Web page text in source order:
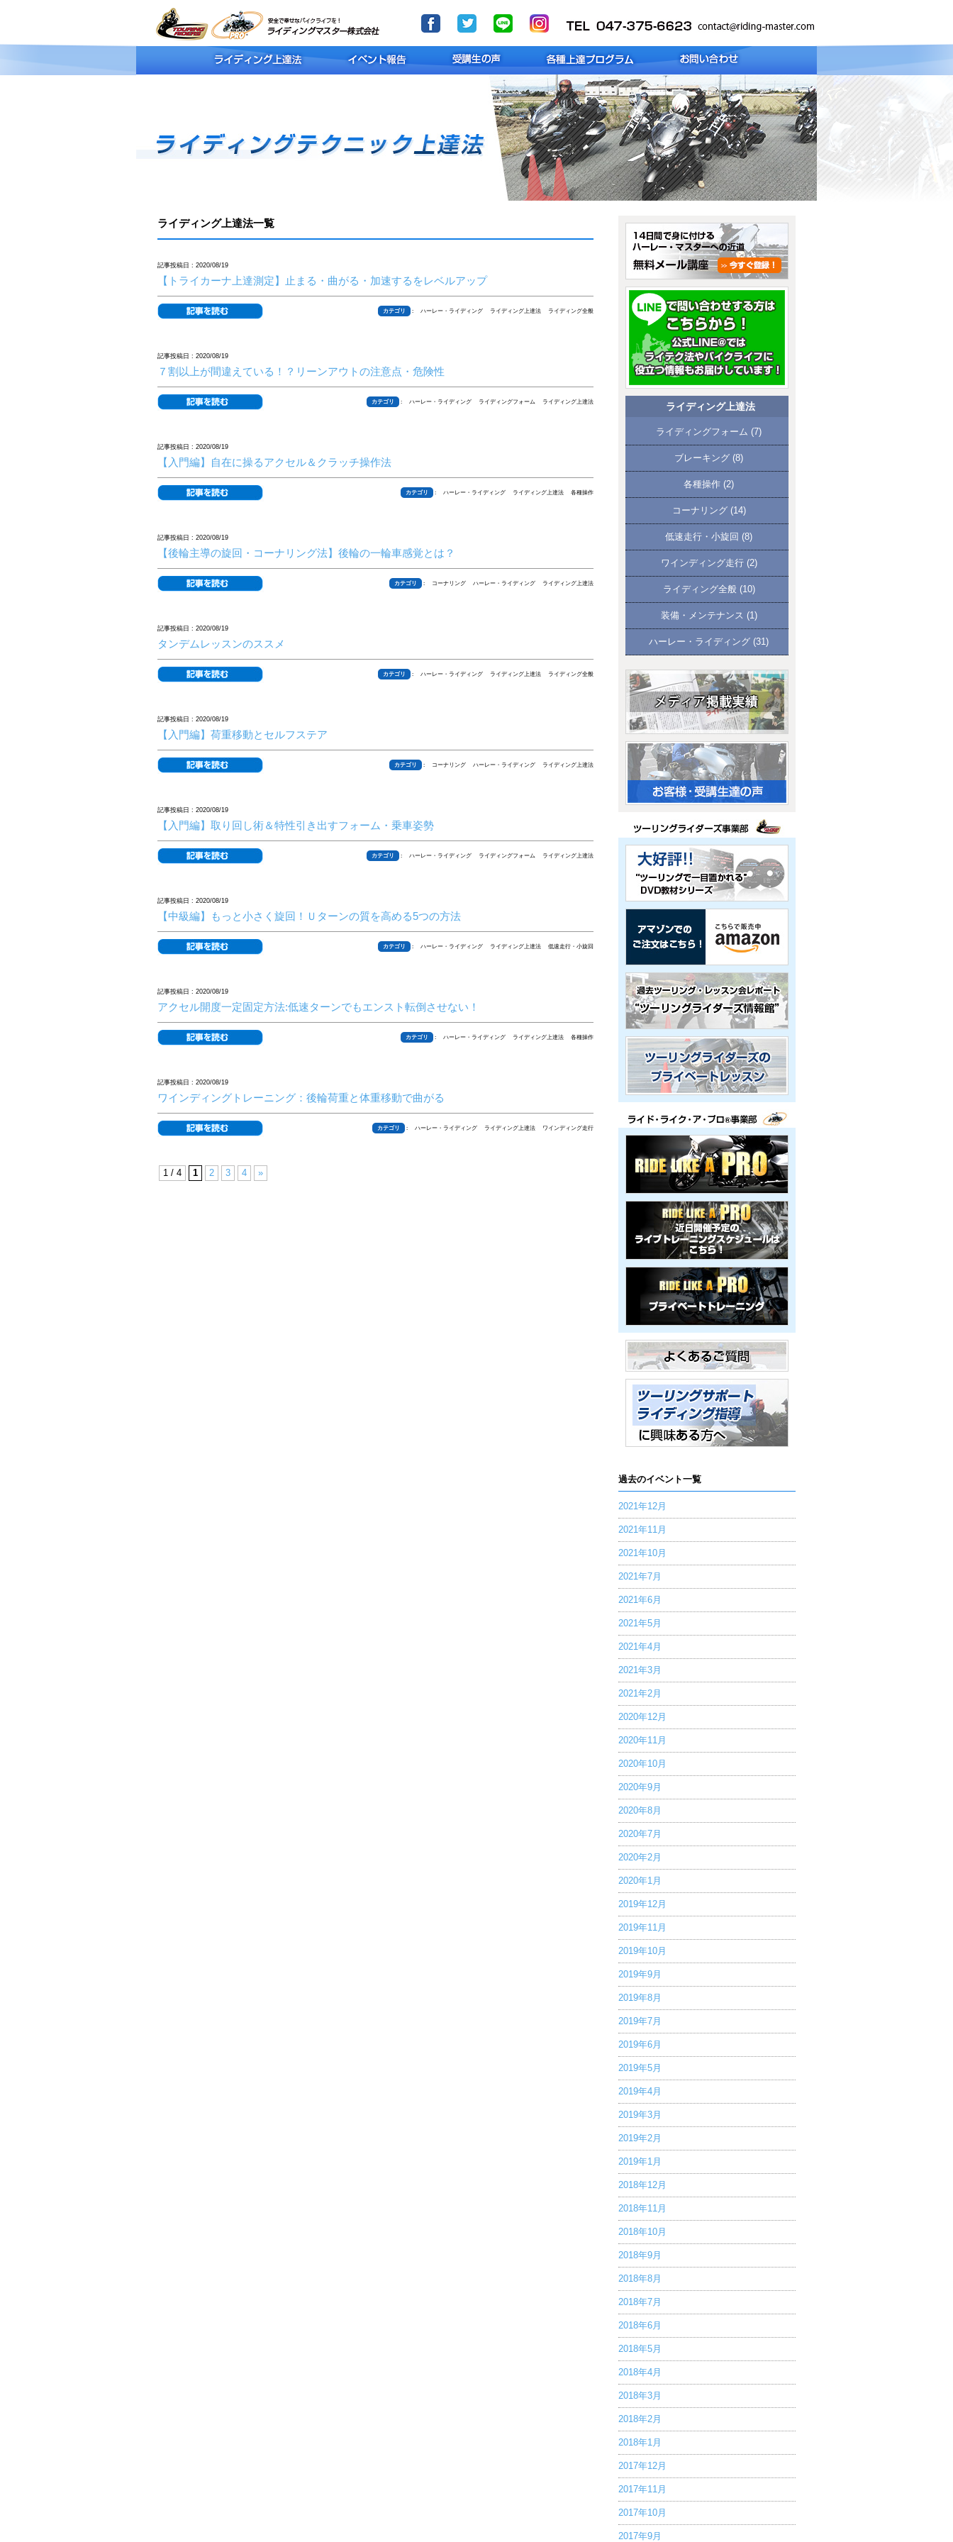
ライディング上達法一覧
記事投稿日 : 2020/08/19
【トライカーナ上達測定】止まる・曲がる・加速するをレベルアップ
カテゴリ : ハーレー・ライディング ライディング上達法 ライディング全般
記事投稿日 : 2020/08/19
７割以上が間違えている！？リーンアウトの注意点・危険性
カテゴリ : ハーレー・ライディング ライディングフォーム ライディング上達法
記事投稿日 : 2020/08/19
【入門編】自在に操るアクセル＆クラッチ操作法
カテゴリ : ハーレー・ライディング ライディング上達法 各種操作
記事投稿日 : 2020/08/19
【後輪主導の旋回・コーナリング法】後輪の一輪車感覚とは？
カテゴリ : コーナリング ハーレー・ライディング ライディング上達法
記事投稿日 : 2020/08/19
タンデムレッスンのススメ
カテゴリ : ハーレー・ライディング ライディング上達法 ライディング全般
記事投稿日 : 2020/08/19
【入門編】荷重移動とセルフステア
カテゴリ : コーナリング ハーレー・ライディング ライディング上達法
記事投稿日 : 2020/08/19
【入門編】取り回し術＆特性引き出すフォーム・乗車姿勢
カテゴリ : ハーレー・ライディング ライディングフォーム ライディング上達法
記事投稿日 : 2020/08/19
【中級編】もっと小さく旋回！Ｕターンの質を高める5つの方法
カテゴリ : ハーレー・ライディング ライディング上達法 低速走行・小旋回
記事投稿日 : 2020/08/19
アクセル開度一定固定方法:低速ターンでもエンスト転倒させない！
カテゴリ : ハーレー・ライディング ライディング上達法 各種操作
記事投稿日 : 2020/08/19
ワインディングトレーニング：後輪荷重と体重移動で曲がる
カテゴリ : ハーレー・ライディング ライディング上達法 ワインディング走行
1 / 4 1 2 3 4 »
ライディング上達法
ライディングフォーム (7)
ブレーキング (8)
各種操作 (2)
コーナリング(14)
低速走行・小旋回 (8)
ワインディング走行(2)
ライディング全般 (10)
装備・メンテナンス (1)
ハーレー・ライディング (31)
過去のイベント一覧
2021年12月
2021年11月
2021年10月
2021年7月
2021年6月
2021年5月
2021年4月
2021年3月
2021年2月
2020年12月
2020年11月
2020年10月
2020年9月
2020年8月
2020年7月
2020年2月
2020年1月
2019年12月
2019年11月
2019年10月
2019年9月
2019年8月
2019年7月
2019年6月
2019年5月
2019年4月
2019年3月
2019年2月
2019年1月
2018年12月
2018年11月
2018年10月
2018年9月
2018年8月
2018年7月
2018年6月
2018年5月
2018年4月
2018年3月
2018年2月
2018年1月
2017年12月
2017年11月
2017年10月
2017年9月